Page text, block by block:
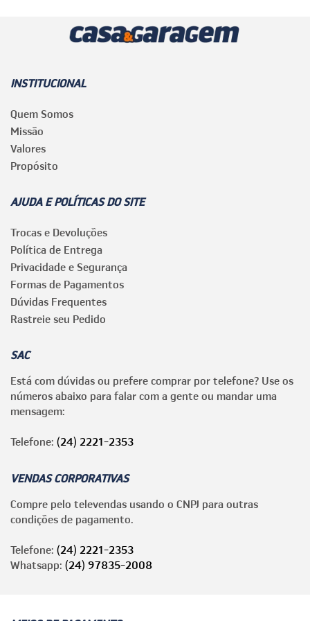
INSTITUCIONAL
Quem Somos
Missão
Valores
Propósito
AJUDA E POLÍTICAS DO SITE
Trocas e Devoluções
Política de Entrega
Privacidade e Segurança
Formas de Pagamentos
Dúvidas Frequentes
Rastreie seu Pedido
SAC
Está com dúvidas ou prefere comprar por telefone? Use os
números abaixo para falar com a gente ou mandar uma
mensagem:
Telefone: (24) 2221-2353
VENDAS CORPORATIVAS
Compre pelo televendas usando o CNPJ para outras
condições de pagamento.
Telefone: (24) 2221-2353
Whatsapp: (24) 97835-2008